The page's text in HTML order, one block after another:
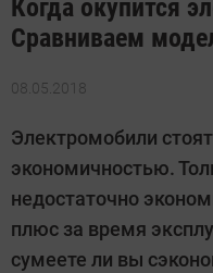
Когда окупится
Сравниваем
08.05.2018
Автор:
Дмитриева
Электромобили
экономичностью.
недостаточно
плюс за время
сумеете ли вы